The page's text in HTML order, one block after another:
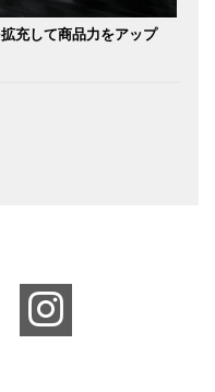
充して商品力をアップ